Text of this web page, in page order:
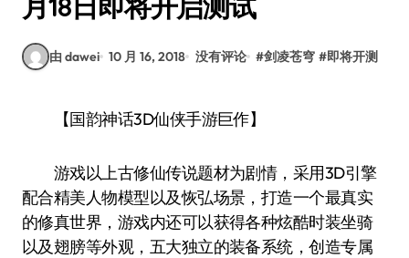
由 dawei 10 月 16, 2018 没有评论 #剑凌苍穹 #即将开测
【国韵神话3D仙侠手游巨作】
游戏以上古修仙传说题材为剧情，采用3D引擎
配合精美人物模型以及恢弘场景，打造一个最真实
的修真世界，游戏内还可以获得各种炫酷时装坐骑
以及翅膀等外观，五大独立的装备系统，创造专属